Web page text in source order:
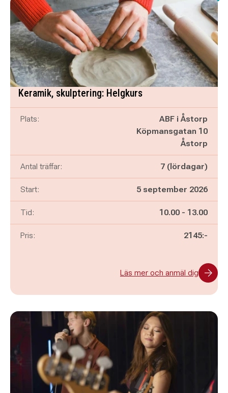
Keramik, skulptering: Helgkurs
Plats:
ABF i Åstorp
Köpmansgatan 10
Åstorp
Antal träffar: 7 (lördagar)
Start: 5 september 2026
Tid: Pågår mellan
10.00 - och
13.00
Pris: 2145:-
Läs mer och anmäl dig